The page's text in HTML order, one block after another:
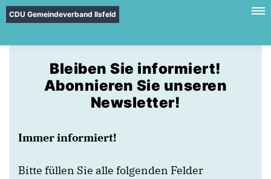
CDU Gemeindeverband Ilsfeld
Bleiben Sie informiert!
Abonnieren Sie unseren
Newsletter!
Immer informiert!
Bitte füllen Sie alle folgenden Felder